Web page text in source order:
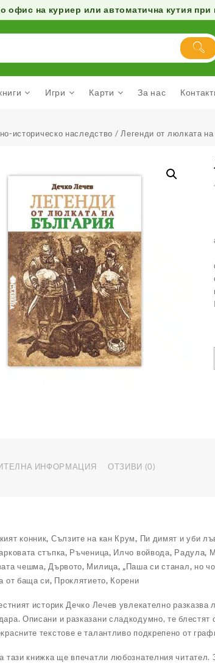
офис на куриер или автоматична кутия при
Игри Карти За нас
историческо наследство / Легенди от люлката
ИНФОРМАЦИЯ ОТЗИВИ (0)
конник, Сълзите на кан Крум, Пи димят и уби
стъпка, Ръченица, Илчо войвода,
чешма, Дървото, Милица, „Паша си станал, но
от баща си, Проклятието, Корени
историк Дечко Лечев увлекателно
Описани и разказани сладкодумно, те блестят
текстове е талантливо подкрепено от
тази книжка ще впечатли любознателния